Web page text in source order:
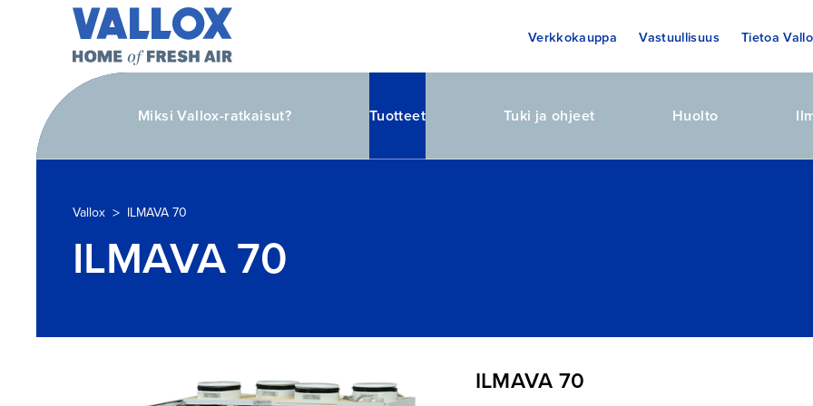
Verkkokauppa Vastuullisuus Tietoa
Miksi Vallox-ratkaisut? Tuotteet Tuki ja ohjeet Huolto
Vallox > ILMAVA 70
ILMAVA 70
ILMAVA 70